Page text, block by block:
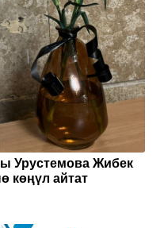
Урустемова Жибек
көңүл айтат